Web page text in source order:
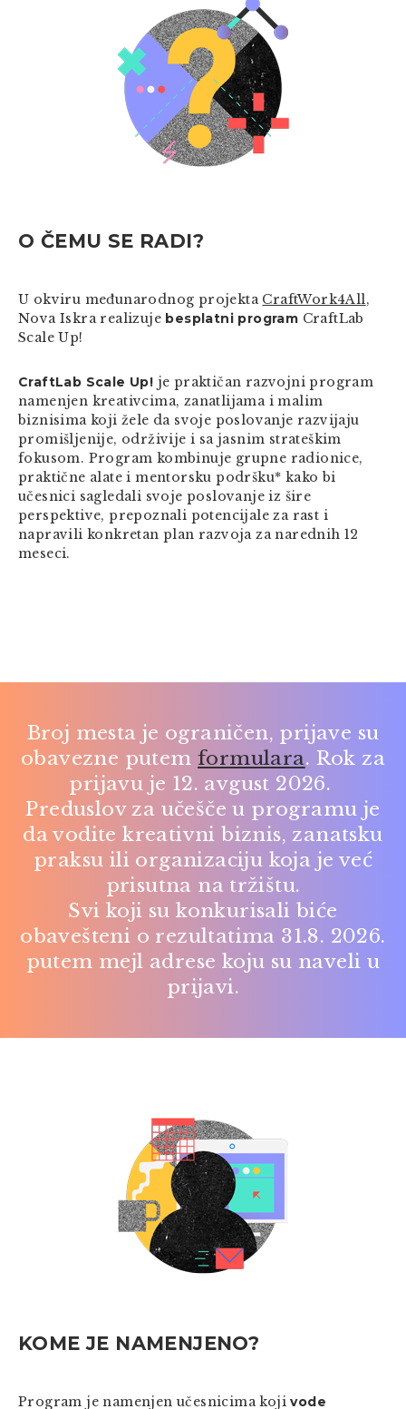
O ČEMU SE RADI?
U okviru međunarodnog projekta CraftWork4All,
Nova Iskra realizuje besplatni program CraftLab
Scale Up!
CraftLab Scale Up! je praktičan razvojni program
namenjen kreativcima, zanatlijama i malim
biznisima koji žele da svoje poslovanje razvijaju
promišljenije, održivije i sa jasnim strateškim
fokusom. Program kombinuje grupne radionice,
praktične alate i mentorsku podršku* kako bi
učesnici sagledali svoje poslovanje iz šire
perspektive, prepoznali potencijale za rast i
napravili konkretan plan razvoja za narednih 12
meseci.
Broj mesta je ograničen, prijave su
obavezne putemformulara. Rok za
prijavu je 12. avgust 2026.
Preduslov za učešče u programu je
da vodite kreativni biznis, zanatsku
praksu ili organizaciju koja je već
prisutna na tržištu.
Svi koji su konkurisali biće
obavešteni o rezultatima 31.8. 2026.
putem mejl adrese koju su naveli u
prijavi.
KOME JE NAMENJENO?
Program je namenjen učesnicima kojivode